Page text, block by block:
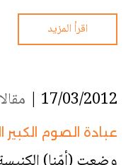
اقرأ المزيد
17/03/2012 |
عبادة الصوم الكبير